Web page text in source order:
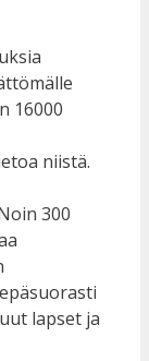
16000
niistä.
300
lapset ja